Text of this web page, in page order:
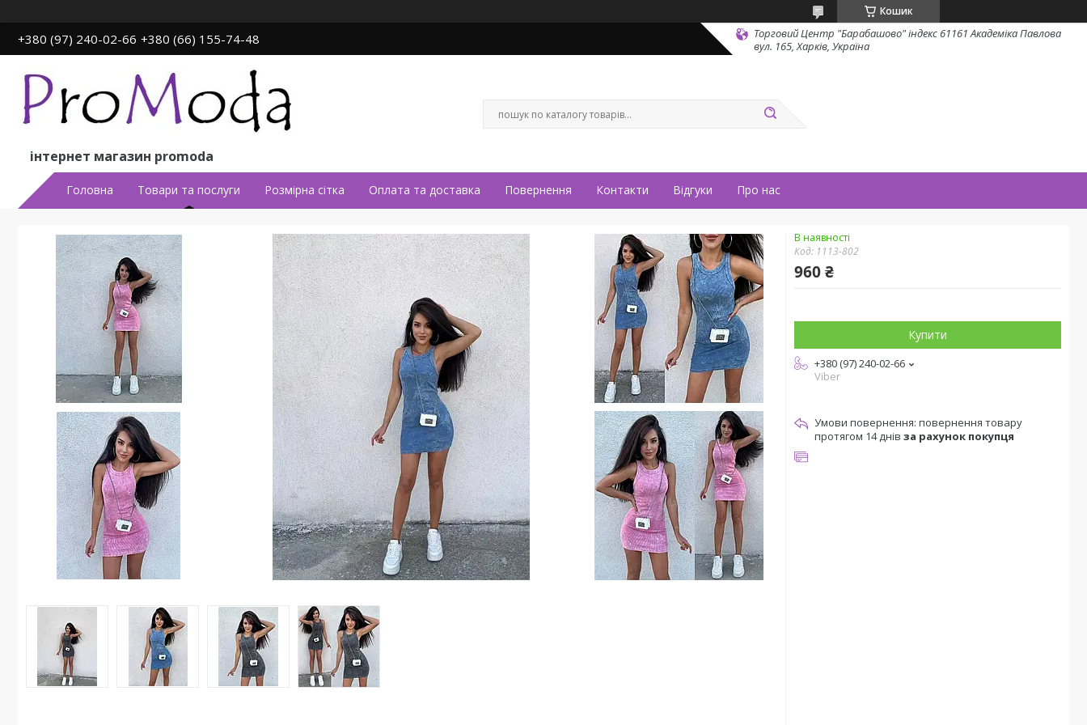
Кошик
+380 (97) 240-02-66 +380 (66) 155-74-48
Торговий Центр "Барабашово" індекс 61161 Академіка Павлова
вул. 165, Харків, Україна
інтернет магазин promoda
Головна Товари та послуги Розмірна сітка Оплата та доставка Повернення Контакти Відгуки Про нас
В наявності
Код: 1113-802
960 ₴
Купити
+380 (97) 240-02-66
Viber
повернення товару
протягом 14 днів за рахунок покупця